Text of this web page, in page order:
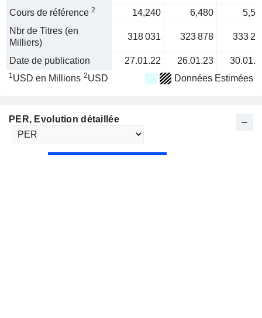
Cours de référence 2 14,240 6,480
Nbr de Titres (en
Milliers)
318 031 323 878 333
Date de publication 27.01.22 26.01.23
1USD en Millions 2USD Données Estimées
PER, Evolution détaillée